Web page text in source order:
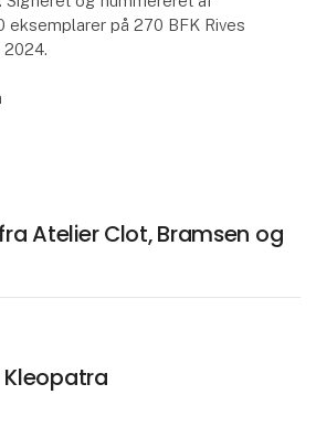
eksemplarer på 270 BFK Rives
2024.
Atelier Clot, Bramsen og
Kleopatra